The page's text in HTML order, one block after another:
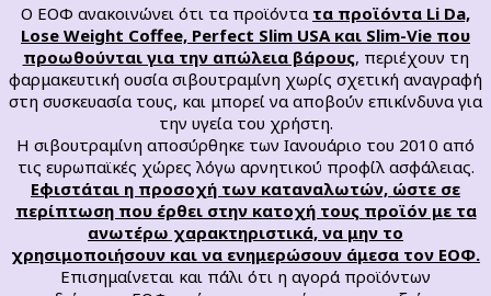
Ο ΕΟΦ ανακοινώνει ότι τα προϊόντα τα προϊόντα Li Da,
Lose Weight Coffee, Perfect Slim USA και Slim-Vie που
προωθούνται για την απώλεια βάρους, περιέχουν τη
φαρμακευτική ουσία σιβουτραμίνη χωρίς σχετική αναγραφή
στη συσκευασία τους, και μπορεί να αποβούν επικίνδυνα για
την υγεία του χρήστη.
Η σιβουτραμίνη αποσύρθηκε των Ιανουάριο του 2010 από
τις ευρωπαϊκές χώρες λόγω αρνητικού προφίλ ασφάλειας.
Εφιστάται η προσοχή των καταναλωτών, ώστε σε
περίπτωση που έρθει στην κατοχή τους προϊόν με τα
ανωτέρω χαρακτηριστικά, να μην το
χρησιμοποιήσουν και να ενημερώσουν άμεσα τον ΕΟΦ.
Επισημαίνεται και πάλι ότι η αγορά προϊόντων